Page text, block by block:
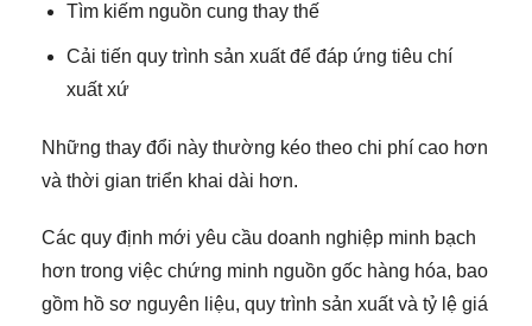
Tìm kiếm nguồn cung thay thế
Cải tiến quy trình sản xuất để đáp ứng tiêu chí
xuất xứ
Những thay đổi này thường kéo theo chi phí cao hơn
và thời gian triển khai dài hơn.
Các quy định mới yêu cầu doanh nghiệp minh bạch
hơn trong việc chứng minh nguồn gốc hàng hóa, bao
gồm hồ sơ nguyên liệu, quy trình sản xuất và tỷ lệ giá